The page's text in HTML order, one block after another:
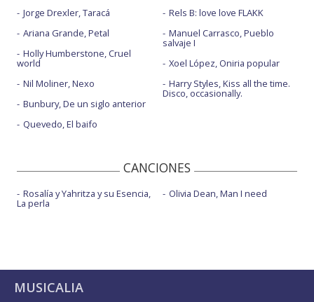
Jorge Drexler, Taracá
Ariana Grande, Petal
Holly Humberstone, Cruel
world
Nil Moliner, Nexo
Bunbury, De un siglo anterior
Quevedo, El baifo
Rels B: love love FLAKK
Manuel Carrasco, Pueblo
salvaje I
Xoel López, Oniria popular
Harry Styles, Kiss all the time.
Disco, occasionally.
CANCIONES
Rosalía y Yahritza y su Esencia,
La perla
Olivia Dean, Man I need
MUSICALIA